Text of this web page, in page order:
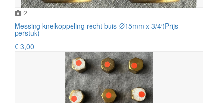
2
Messing knelkoppeling recht buis-Ø15mm x 3/4′(Prijs
perstuk)
€ 3,00